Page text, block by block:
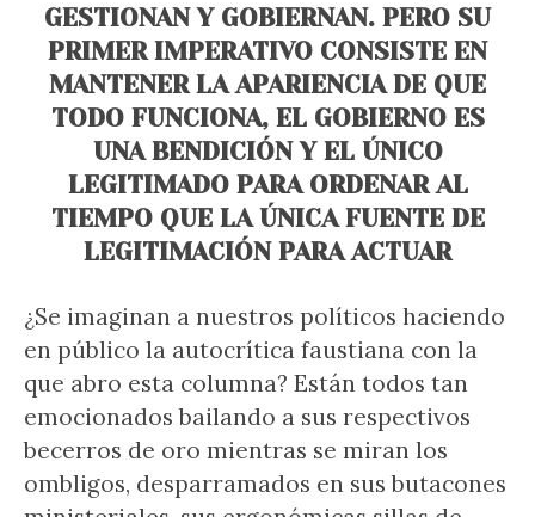
GESTIONAN Y GOBIERNAN. PERO SU
PRIMER IMPERATIVO CONSISTE EN
MANTENER LA APARIENCIA DE QUE
TODO FUNCIONA, EL GOBIERNO ES
UNA BENDICIÓN Y EL ÚNICO
LEGITIMADO PARA ORDENAR AL
TIEMPO QUE LA ÚNICA FUENTE DE
LEGITIMACIÓN PARA ACTUAR
¿Se imaginan a nuestros políticos haciendo
en público la autocrítica faustiana con la
que abro esta columna? Están todos tan
emocionados bailando a sus respectivos
becerros de oro mientras se miran los
ombligos, desparramados en sus butacones